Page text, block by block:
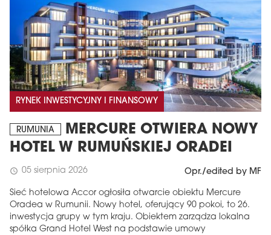
RYNEK INWESTYCYJNY I FINANSOWY
RUMUNIA
MERCURE OTWIERA NOWY
HOTEL W RUMUŃSKIEJ ORADEI
schedule 05 sierpnia 2026 Opr./edited by MF
Sieć hotelowa Accor ogłosiła otwarcie obiektu Mercure
Oradea w Rumunii. Nowy hotel, oferujący 90 pokoi, to 26.
inwestycja grupy w tym kraju. Obiektem zarządza lokalna
spółka Grand Hotel West na podstawie umowy